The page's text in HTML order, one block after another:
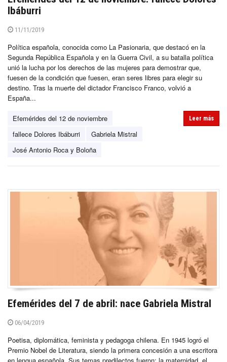
Ibáburri
11/11/2019
Política española, conocida como La Pasionaria, que destacó en la
Segunda República Española y en la Guerra Civil, a su batalla política
unió la lucha por los derechos de las mujeres para demostrar que,
fuesen de la condición que fuesen, eran seres libres para elegir su
destino. Tras la muerte del dictador Francisco Franco, volvió a
España...
Efemérides del 12 de noviembre
fallece Dolores Ibáburri
Gabriela Mistral
José Antonio Roca y Boloña
Leer más
Efemérides del 7 de abril: nace Gabriela Mistral
06/04/2019
Poetisa, diplomática, feminista y pedagoga chilena. En 1945 logró el
Premio Nobel de Literatura, siendo la primera concesión a una escritora
en lengua española. Sus temas predilectos fueron: la maternidad, el